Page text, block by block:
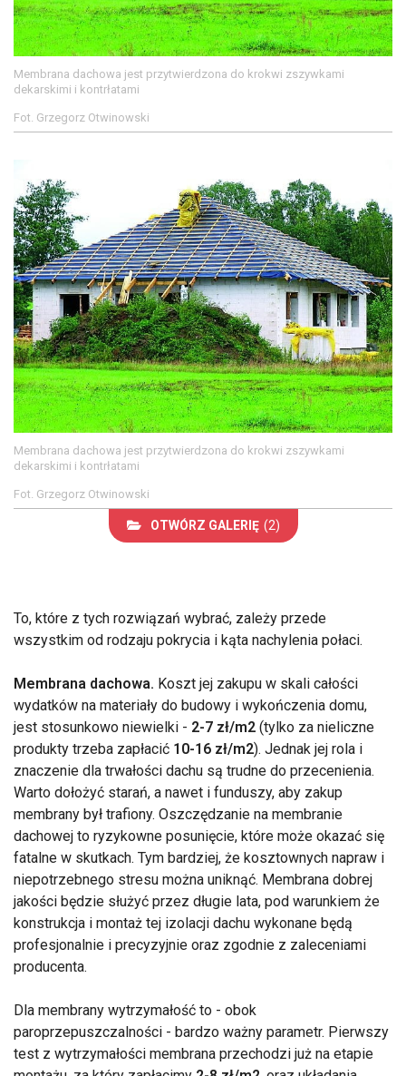
Membrana dachowa jest przytwierdzona do krokwi zszywkami
dekarskimi i kontrłatami
Fot. Grzegorz Otwinowski
Membrana dachowa jest przytwierdzona do krokwi zszywkami
dekarskimi i kontrłatami
Fot. Grzegorz Otwinowski
OTWÓRZ GALERIĘ (2)
To, które z tych rozwiązań wybrać, zależy przede
wszystkim od rodzaju pokrycia i kąta nachylenia połaci.
Membrana dachowa. Koszt jej zakupu w skali całości
wydatków na materiały do budowy i wykończenia domu,
jest stosunkowo niewielki - 2-7 zł/m2 (tylko za nieliczne
produkty trzeba zapłacić 10-16 zł/m2). Jednak jej rola i
znaczenie dla trwałości dachu są trudne do przecenienia.
Warto dołożyć starań, a nawet i funduszy, aby zakup
membrany był trafiony. Oszczędzanie na membranie
dachowej to ryzykowne posunięcie, które może okazać się
fatalne w skutkach. Tym bardziej, że kosztownych napraw i
niepotrzebnego stresu można uniknąć. Membrana dobrej
jakości będzie służyć przez długie lata, pod warunkiem że
konstrukcja i montaż tej izolacji dachu wykonane będą
profesjonalnie i precyzyjnie oraz zgodnie z zaleceniami
producenta.
Dla membrany wytrzymałość to - obok
paroprzepuszczalności - bardzo ważny parametr. Pierwszy
test z wytrzymałości membrana przechodzi już na etapie